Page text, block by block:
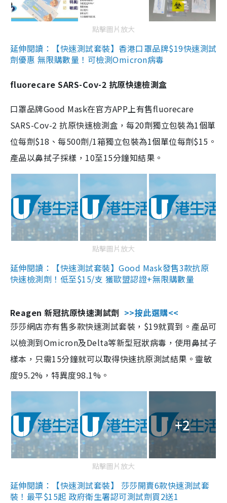
點擊圖片放大
延伸閱讀：【快速測試套裝】香港口罩品牌$19快速測試
劑優惠 無限購數量！可檢測Omicron病毒
fluorecare SARS-Cov-2 抗原快速檢測盒
口罩品牌Good Mask在官方APP上有售fluorecare
SARS-Cov-2 抗原快速檢測盒，每20劑獨立包裝為1個單
位每劑$18、每500劑/1箱獨立包裝為1個單位每劑$15。
產品以鼻拭子採樣，10至15分鐘知結果。
點擊圖片放大
延伸閱讀：【快速測試套裝】Good Mask發售3款抗原
快速檢測劑！低至$15/支 獲歐盟認證+無限購數量
Reagen 新冠抗原快速測試劑 >>按此選購<<
莎莎網店亦有售多款快速測試套裝，$19就買到。產品可
以檢測到Omicron及Delta等新型冠狀病毒，使用鼻拭子
樣本，只需15分鐘就可以取得快速抗原測試結果。靈敏
度95.2%，特異度98.1%。
+2
點擊圖片放大
延伸閱讀：【快速測試套裝】 莎莎開賣6款快速測試套
裝！最平$15起 政府衛生署認可測試劑買2送1